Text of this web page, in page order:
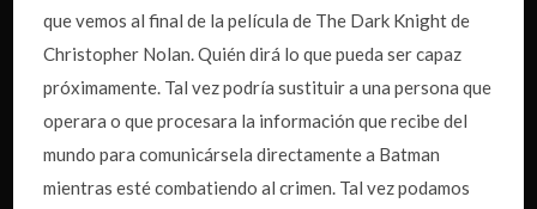
que vemos al final de la película de The Dark Knight de
Christopher Nolan. Quién dirá lo que pueda ser capaz
próximamente. Tal vez podría sustituir a una persona que
operara o que procesara la información que recibe del
mundo para comunicársela directamente a Batman
mientras esté combatiendo al crimen. Tal vez podamos